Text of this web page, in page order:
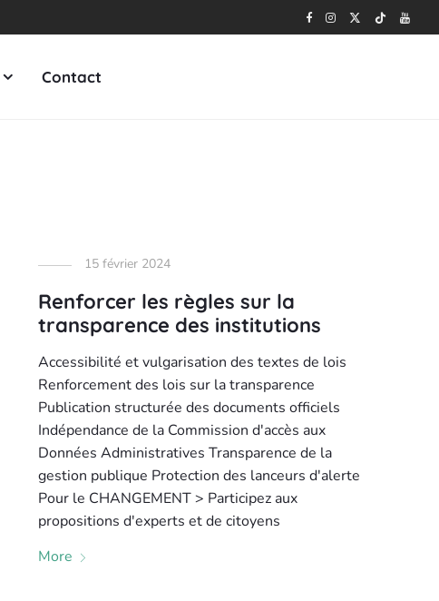
Contact
15 février 2024
Renforcer les règles sur la
transparence des institutions
Accessibilité et vulgarisation des textes de lois
Renforcement des lois sur la transparence
Publication structurée des documents officiels
Indépendance de la Commission d'accès aux
Données Administratives Transparence de la
gestion publique Protection des lanceurs d'alerte
Pour le CHANGEMENT > Participez aux
propositions d'experts et de citoyens
More